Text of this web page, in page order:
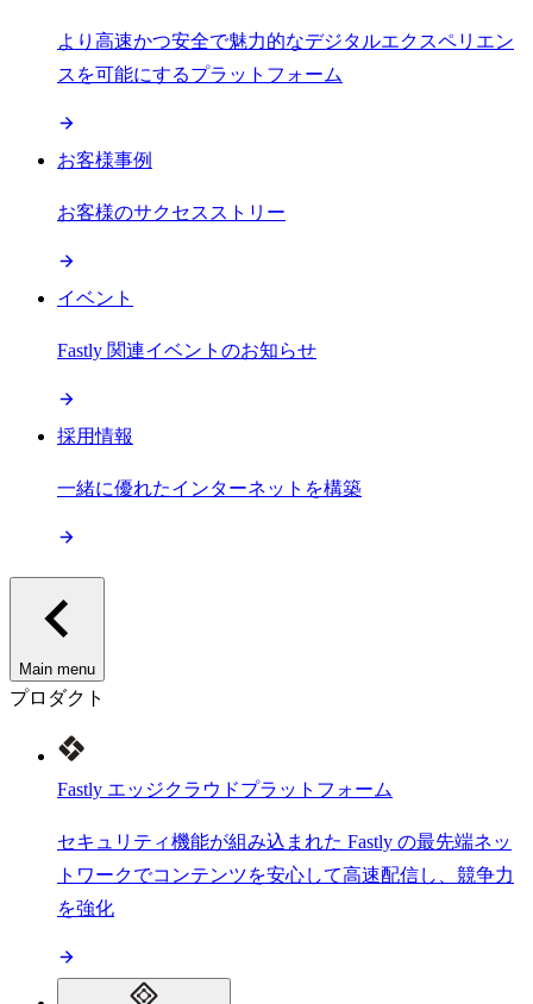
より高速かつ安全で魅力的なデジタルエクスペリエン
スを可能にするプラットフォーム
お客様事例
お客様のサクセスストリー
イベント
Fastly 関連イベントのお知らせ
採用情報
一緒に優れたインターネットを構築
Main menu
プロダクト
Fastly エッジクラウドプラットフォーム
セキュリティ機能が組み込まれた Fastly の最先端ネッ
トワークでコンテンツを安心して高速配信し、競争力
を強化